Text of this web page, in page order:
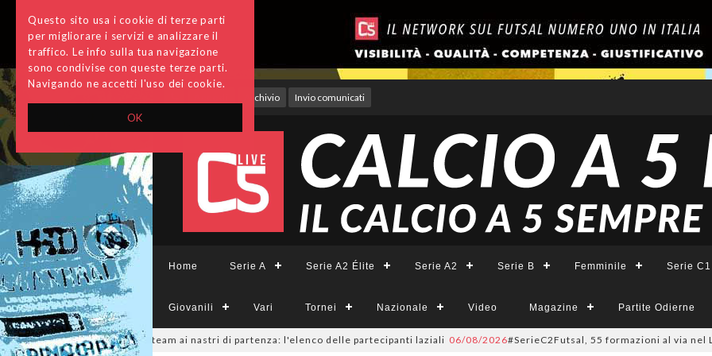
OK
Questo sito usa i cookie di terze parti
per migliorare i servizi e analizzare il
traffico. Le info sulla tua navigazione
sono condivise con queste terze parti.
Navigando ne accetti l'uso dei cookie.
Archivio Invio comunicati
Home Serie A Serie A2 Élite Serie A2 Serie B Femminile Serie C1
Giovanili Vari Tornei Nazionale Video Magazine Partite Odierne
sono 14 i team ai nastri di partenza: l'elenco delle partecipanti laziali 06/08/2026#SerieC2Futsal, 55 formazioni al via nel Lazio: